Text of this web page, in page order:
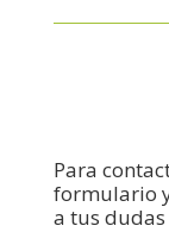
Para
formulario
a tus dudas